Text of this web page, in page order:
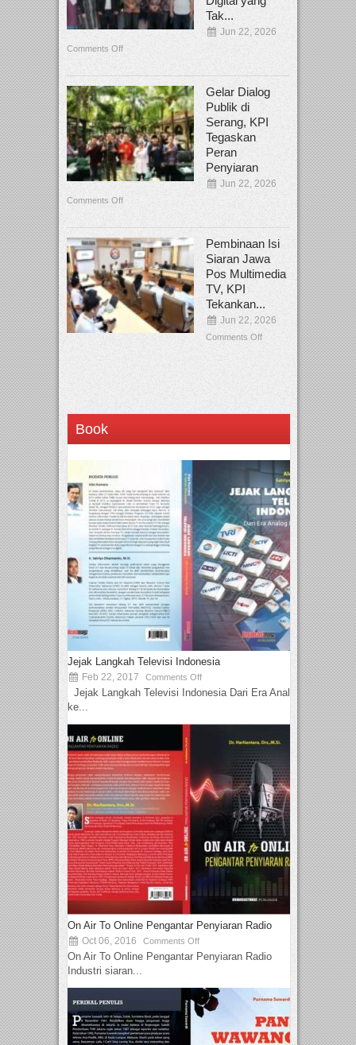
Tak...
Jun 22, 2026
Comments Off
Gelar Dialog
Publik di
Serang, KPI
Tegaskan
Peran
Penyiaran
Jun 22, 2026
Comments Off
Pembinaan Isi
Siaran Jawa
Pos Multimedia
TV, KPI
Tekankan...
Jun 22, 2026
Comments Off
Book
Jejak Langkah Televisi Indonesia
Feb 22, 2017 Comments Off
Jejak Langkah Televisi Indonesia Dari Era Analog
ke...
On Air To Online Pengantar Penyiaran Radio
Oct 06, 2016 Comments Off
On Air To Online Pengantar Penyiaran Radio
Industri siaran...